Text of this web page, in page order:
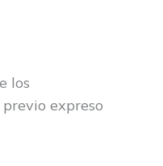
los
expreso